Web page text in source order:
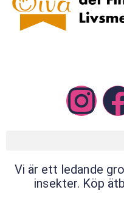
Vi är ett ledande
insekter. Köp